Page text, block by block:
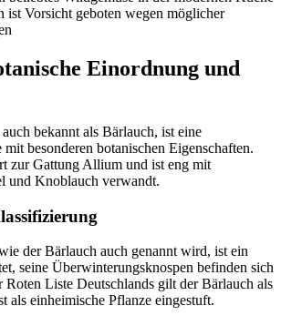
ist Vorsicht geboten wegen möglicher
Einordnung und
bekannt als Bärlauch, ist eine
besonderen botanischen Eigenschaften.
zur Gattung Allium und ist eng mit
und Knoblauch verwandt.
der Bärlauch auch genannt wird, ist ein
seine Überwinterungsknospen befinden sich
Roten Liste Deutschlands gilt der Bärlauch als
als einheimische Pflanze eingestuft.